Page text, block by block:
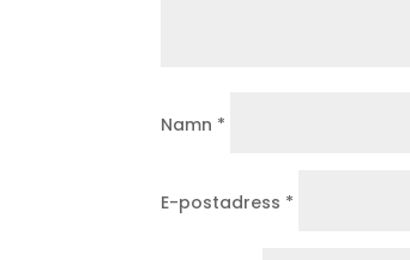
Namn *
E-postadress *